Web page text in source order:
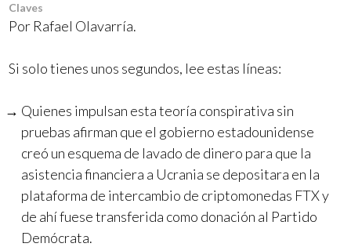
Claves
Por Rafael Olavarría.
Si solo tienes unos segundos, lee estas líneas:
Quienes impulsan esta teoría conspirativa sin
pruebas afirman que el gobierno estadounidense
creó un esquema de lavado de dinero para que la
asistencia financiera a Ucrania se depositara en la
plataforma de intercambio de criptomonedas FTX y
de ahí fuese transferida como donación al Partido
Demócrata.